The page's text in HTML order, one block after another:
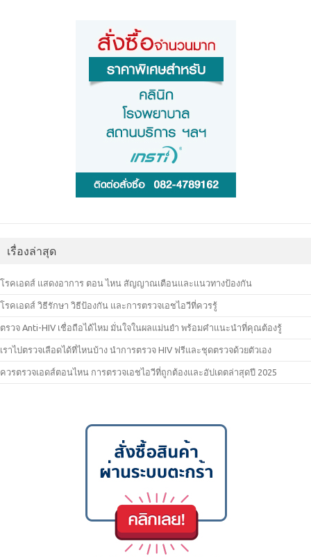
เรื่องล่าสุด
โรคเอดส์ แสดงอาการ ตอน ไหน สัญญาณเตือนและแนวทางป้องกัน
โรคเอดส์ วิธีรักษา วิธีป้องกัน และการตรวจเอชไอวีที่ควรรู้
ตรวจ Anti-HIV เชื่อถือได้ไหม มั่นใจในผลแม่นยำ พร้อมคำแนะนำที่คุณต้องรู้
เราไปตรวจเลือดได้ที่ไหนบ้าง นำการตรวจ HIV ฟรีและชุดตรวจด้วยตัวเอง
ควรตรวจเอดส์ตอนไหน การตรวจเอชไอวีที่ถูกต้องและอัปเดตล่าสุดปี 2025